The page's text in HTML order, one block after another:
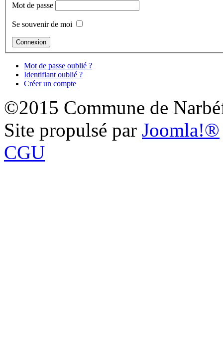
Mot de passe
Se souvenir de moi
Mot de passe oublié ?
Identifiant oublié ?
Créer un compte
©2015 Commune de
Site propulsé par Joomla!®
CGU